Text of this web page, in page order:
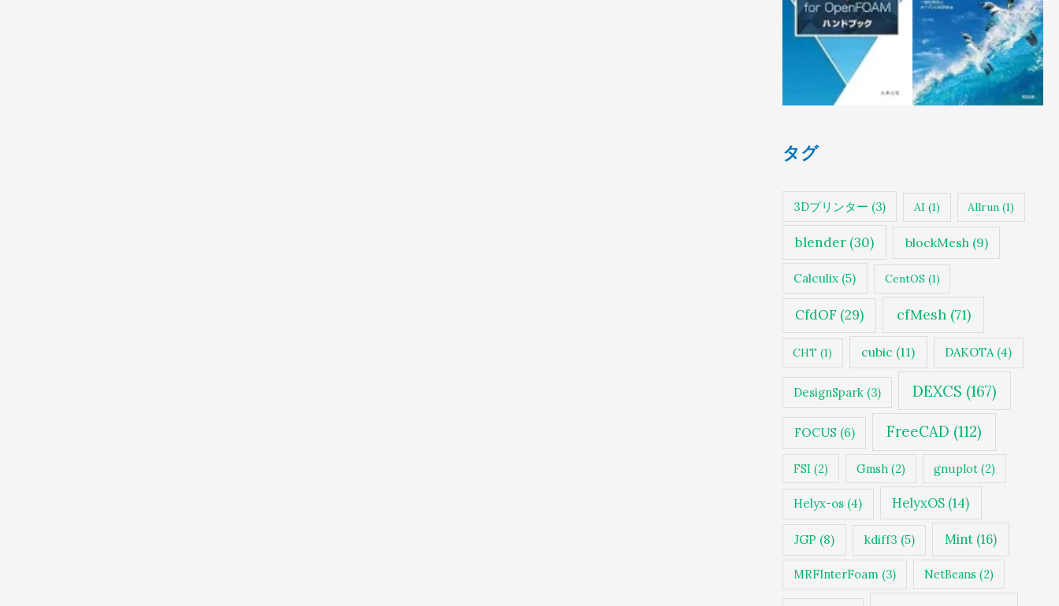
タグ
3Dプリンター (3) AI (1) Allrun (1)
blender (30) blockMesh (9)
Calculix (5) CentOS(1)
CfdOF (29) cfMesh(71)
CHT (1) cubic (11) DAKOTA(4)
DesignSpark (3) DEXCS (167)
FOCUS (6) FreeCAD (112)
FSI (2) Gmsh(2) gnuplot(2)
Helyx-os (4) HelyxOS (14)
JGP (8) kdiff3 (5) Mint (16)
MRFInterFoam (3) NetBeans (2)